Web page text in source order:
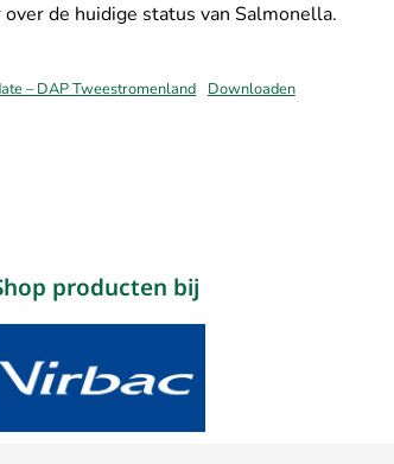
de huidige status van Salmonella.
– DAP Tweestromenland Downloaden
producten bij